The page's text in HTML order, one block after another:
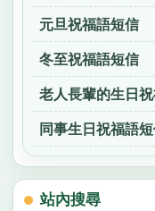
元旦祝福語短信
冬至祝福語短信
老人長輩的生日
同事生日祝福語
站內搜尋